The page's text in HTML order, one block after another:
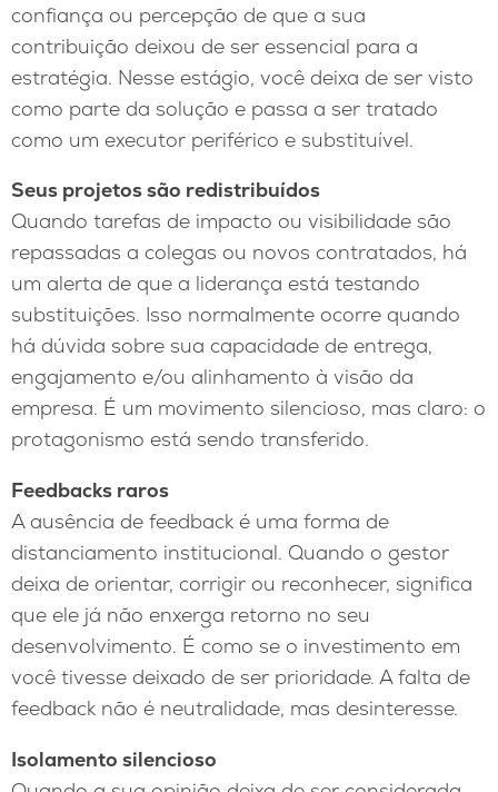
confiança ou percepção de que a sua
contribuição deixou de ser essencial para a
estratégia. Nesse estágio, você deixa de ser visto
como parte da solução e passa a ser tratado
como um executor periférico e substituível.
Seus projetos são redistribuídos
Quando tarefas de impacto ou visibilidade são
repassadas a colegas ou novos contratados, há
um alerta de que a liderança está testando
substituições. Isso normalmente ocorre quando
há dúvida sobre sua capacidade de entrega,
engajamento e/ou alinhamento à visão da
empresa. É um movimento silencioso, mas claro: o
protagonismo está sendo transferido.
Feedbacks raros
A ausência de feedback é uma forma de
distanciamento institucional. Quando o gestor
deixa de orientar, corrigir ou reconhecer, significa
que ele já não enxerga retorno no seu
desenvolvimento. É como se o investimento em
você tivesse deixado de ser prioridade. A falta de
feedback não é neutralidade, mas desinteresse.
Isolamento silencioso